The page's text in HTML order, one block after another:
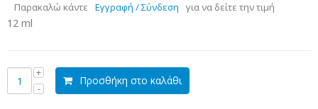
Παρακαλώ κάντε Εγγραφή / Σύνδεση για να δείτε την τιμή
12 ml
Προσθήκη στο καλάθι